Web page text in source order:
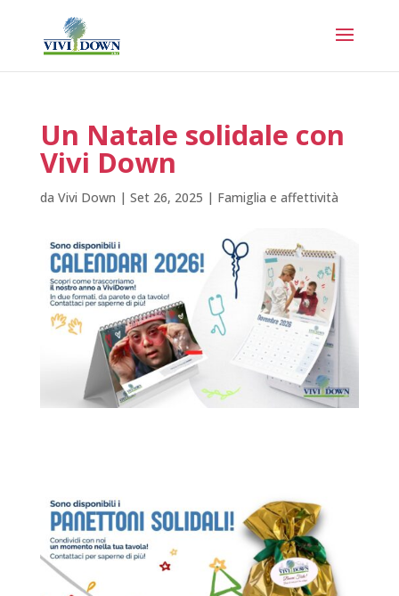
Un Natale solidale con
Vivi Down
da Vivi Down | Set 26, 2025 | Famiglia e affettività